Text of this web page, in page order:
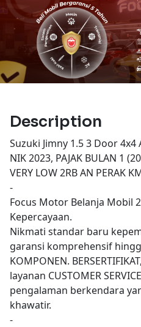
Description
Suzuki Jimny 1.5 3 Door 4x4
NIK 2023, PAJAK BULAN 1
VERY LOW 2RB AN PERAK
-
Focus Motor Belanja Mobil
Kepercayaan.
Nikmati standar baru
garansi komprehensif
KOMPONEN.
layanan CUSTOMER
pengalaman berkendara
khawatir.
-